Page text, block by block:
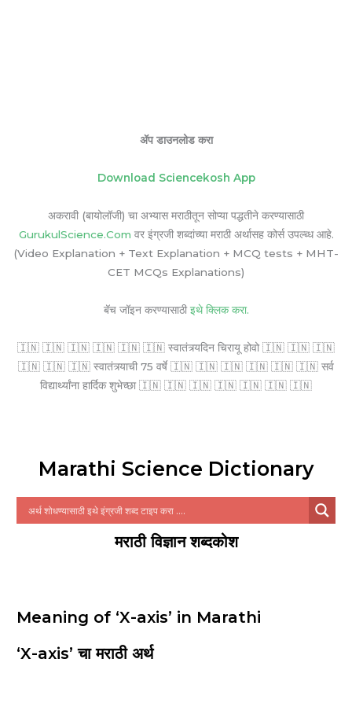
ॲप डाउनलोड करा
Download Sciencekosh App
अकरावी (बायोलॉजी) चा अभ्यास मराठीतून सोप्या पद्धतीने करण्यासाठी
GurukulScience.Com वर इंग्रजी शब्दांच्या मराठी अर्थासह कोर्स उपल्ब्ध आहे.
(Video Explanation + Text Explanation + MCQ tests + MHT-
CET MCQs Explanations)
बॅच जॉइन करण्यासाठी इथे क्लिक करा.
🇮🇳 🇮🇳 🇮🇳 🇮🇳 🇮🇳 🇮🇳 स्वातंत्र्यदिन चिरायू होवो 🇮🇳 🇮🇳 🇮🇳
🇮🇳 🇮🇳 🇮🇳 स्वातंत्र्याची 75 वर्षे 🇮🇳 🇮🇳 🇮🇳 🇮🇳 🇮🇳 🇮🇳 सर्व
विद्यार्थ्यांना हार्दिक शुभेच्छा 🇮🇳 🇮🇳 🇮🇳 🇮🇳 🇮🇳 🇮🇳 🇮🇳
Marathi Science Dictionary
मराठी विज्ञान शब्दकोश
Meaning of ‘X-axis’ in Marathi
‘X-axis’ चा मराठी अर्थ